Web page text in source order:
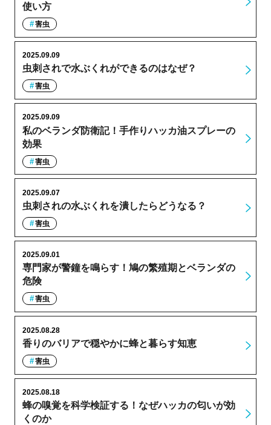
使い方
害虫
虫刺されで水ぶくれができるのはなぜ？
2025.09.09
害虫
私のベランダ防衛記！手作りハッカ油スプレーの
効果
2025.09.09
害虫
虫刺されの水ぶくれを潰したらどうなる？
2025.09.07
害虫
専門家が警鐘を鳴らす！鳩の繁殖期とベランダの
危険
2025.09.01
害虫
香りのバリアで穏やかに蜂と暮らす知恵
2025.08.28
害虫
蜂の嗅覚を科学検証する！なぜハッカの匂いが効
くのか
2025.08.18